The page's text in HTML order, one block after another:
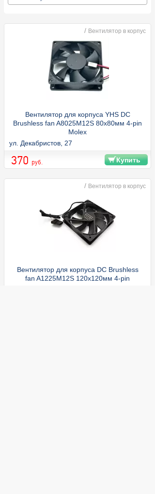
/ Вентилятор в корпус
Вентилятор для корпуса YHS DC
Brushless fan A8025M12S 80x80мм 4-pin
Molex
ул. Декабристов, 27
370 руб. Купить
/ Вентилятор в корпус
Вентилятор для корпуса DC Brushless
fan A1225M12S 120x120мм 4-pin